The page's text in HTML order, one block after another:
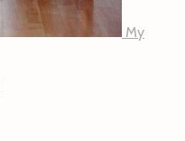
My